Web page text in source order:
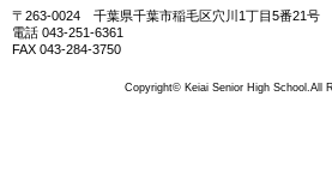
〒263-0024 千葉県千葉市稲毛区穴川1丁目5番21号
電話 043-251-6361
FAX 043-284-3750
Copyright© Keiai Senior High School.All